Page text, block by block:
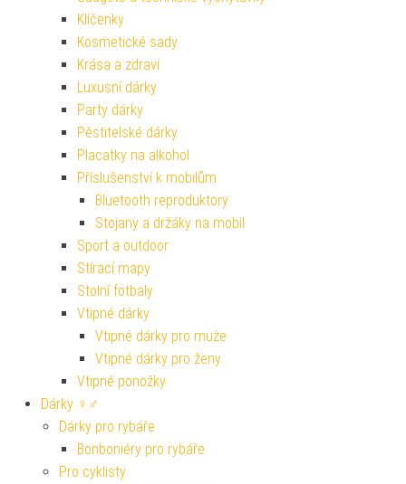
Klíčenky
Kosmetické sady
Krása a zdraví
Luxusní dárky
Party dárky
Pěstitelské dárky
Placatky na alkohol
Příslušenství k mobilům
Bluetooth reproduktory
Stojany a držáky na mobil
Sport a outdoor
Stírací mapy
Stolní fotbaly
Vtipné dárky
Vtipné dárky pro muže
Vtipné dárky pro ženy
Vtipné ponožky
Dárky ♀♂
Dárky pro rybáře
Bonboniéry pro rybáře
Pro cyklisty